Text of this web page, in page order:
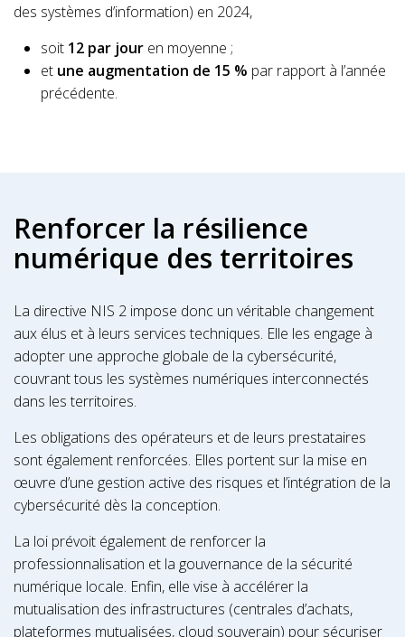
des systèmes d’information) en 2024,
soit 12 par jour en moyenne ;
et une augmentation de 15 % par rapport à l’année
précédente.
Renforcer la résilience
numérique des territoires
La directive NIS 2 impose donc un véritable changement
aux élus et à leurs services techniques. Elle les engage à
adopter une approche globale de la cybersécurité,
couvrant tous les systèmes numériques interconnectés
dans les territoires.
Les obligations des opérateurs et de leurs prestataires
sont également renforcées. Elles portent sur la mise en
œuvre d’une gestion active des risques et l’intégration de la
cybersécurité dès la conception.
La loi prévoit également de renforcer la
professionnalisation et la gouvernance de la sécurité
numérique locale. Enfin, elle vise à accélérer la
mutualisation des infrastructures (centrales d’achats,
plateformes mutualisées, cloud souverain) pour sécuriser